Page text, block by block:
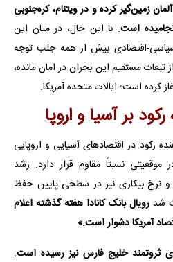
زمین‌گیر کرده و در ویتنام، کره‌جنوبی
است. با این حال، در میان این
اقتصادی بیش از همه جلب توجه
مستقیم این بحران در امان مانده،
است؛ ایالات متحده آمریکا.
بر آسیا و اروپا
رکود در اقتصادهای آسیایی و اروپایی
موقعیتی نسبتاً مقاوم قرار دارد. رشد
و نرخ بیکاری نیز در سطحی پایین حفظ
شد رویال بانک کانادا هفته گذشته اعلام
آمریکا دشوار است.»
ثروتمند خلیج فارس نیز رسیده است.